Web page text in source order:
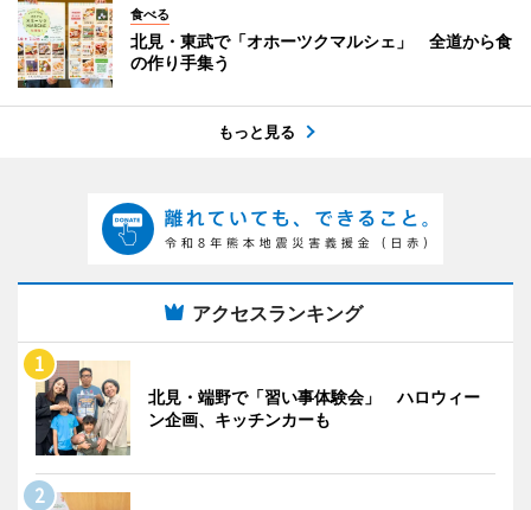
食べる
北見・東武で「オホーツクマルシェ」 全道から食
の作り手集う
もっと見る
アクセスランキング
北見・端野で「習い事体験会」 ハロウィー
ン企画、キッチンカーも